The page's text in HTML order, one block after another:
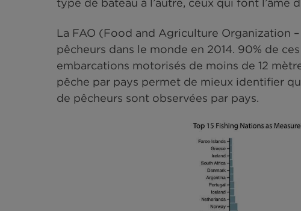
parlerons de bateaux, de zones,
pêcheurs, dont les profils sont bien
type de bateau à l’autre, ceux qui
pêcheurs dans le monde en
embarcations motorisés de moins
pêche par pays permet de mieux
de pêcheurs sont observées par